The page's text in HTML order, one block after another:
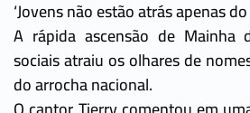
‘Jovens não estão atrás apenas
A rápida ascensão de Mainha
sociais atraiu os olhares de
do arrocha nacional.